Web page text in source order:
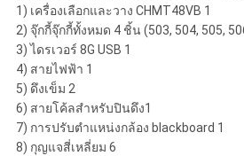
1) เครื่องเลือกและวาง CHMT48VB 1
2) จุ๊กกี้จุ๊กกี้ทั้งหมด 4 ชิ้น (503, 504, 505,
3) ไดรเวอร์ 8G USB 1
4) สายไฟฟ้า 1
5) ดึงเข็ม 2
6) สายโค้ลสําหรับปินดึง1
7) การปรับตําแหน่งกล้อง blackboard 1
8) กุญแจสี่เหลี่ยม 6